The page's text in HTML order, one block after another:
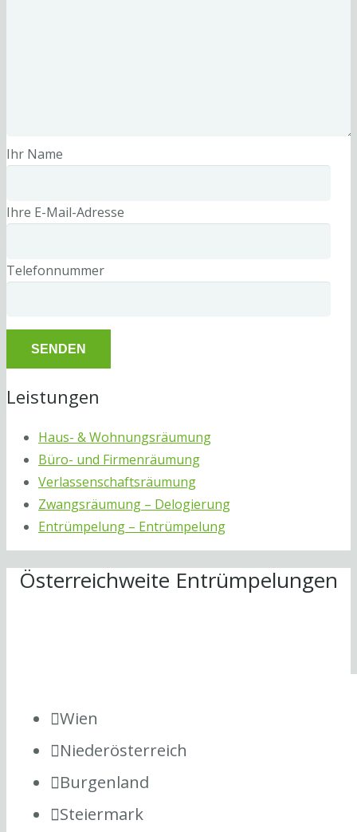
Ihr Name
Ihre E-Mail-Adresse
Telefonnummer
Leistungen
Haus- & Wohnungsräumung
Büro- und Firmenräumung
Verlassenschaftsräumung
Zwangsräumung – Delogierung
Entrümpelung – Entrümpelung
Österreichweite Entrümpelungen
Wien
Niederösterreich
Burgenland
Steiermark